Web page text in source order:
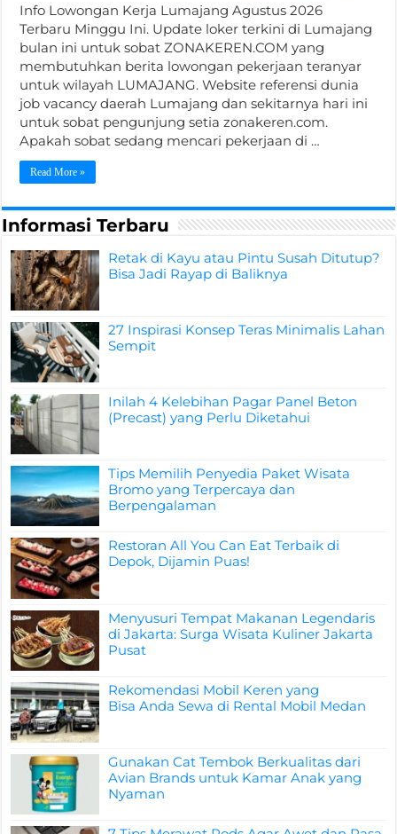
Info Lowongan Kerja Lumajang Agustus 2026
Terbaru Minggu Ini. Update loker terkini di Lumajang
bulan ini untuk sobat ZONAKEREN.COM yang
membutuhkan berita lowongan pekerjaan teranyar
untuk wilayah LUMAJANG. Website referensi dunia
job vacancy daerah Lumajang dan sekitarnya hari ini
untuk sobat pengunjung setia zonakeren.com.
Apakah sobat sedang mencari pekerjaan di …
Read More »
Informasi Terbaru
Retak di Kayu atau Pintu Susah Ditutup?
Bisa Jadi Rayap di Baliknya
27 Inspirasi Konsep Teras Minimalis Lahan
Sempit
Inilah 4 Kelebihan Pagar Panel Beton
(Precast) yang Perlu Diketahui
Tips Memilih Penyedia Paket Wisata
Bromo yang Terpercaya dan
Berpengalaman
Restoran All You Can Eat Terbaik di
Depok, Dijamin Puas!
Menyusuri Tempat Makanan Legendaris
di Jakarta: Surga Wisata Kuliner Jakarta
Pusat
Rekomendasi Mobil Keren yang
Bisa Anda Sewa di Rental Mobil Medan
Gunakan Cat Tembok Berkualitas dari
Avian Brands untuk Kamar Anak yang
Nyaman